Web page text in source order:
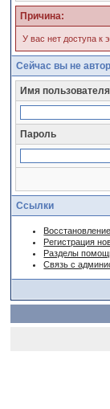
Причина:
У вас нет доступа к
Сейчас вы не
Имя
Пароль
Ссылки
Регистрация
Разделы
Связь с